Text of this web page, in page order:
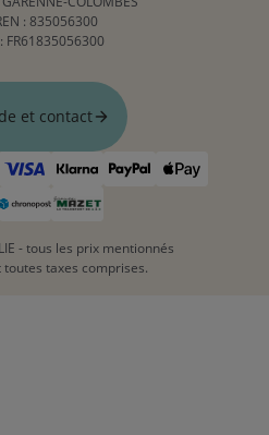
: 835056300
FR61835056300
et contact
- tous les prix mentionnés
taxes comprises.